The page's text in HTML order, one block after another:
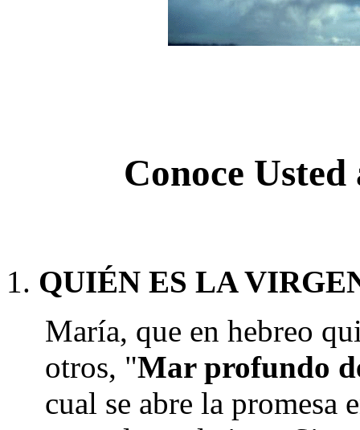
Conoce
QUIÉN ES LA
María, que en hebreo
otros, "Mar profundo
cual se abre la promesa